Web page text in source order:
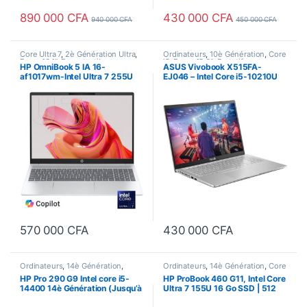
890 000 CFA 940 000CFA 430 000 CFA 450 000CFA
Core Ultra 7, 2è Génération Ultra,
Ecran 16.1", Ecran tactile
Ordinateurs,Portatifs,Processeur
Intel
HP OmniBook 5 IA 16-
af1017wm-Intel Ultra 7 255U
/ 512Go SSD – Ecran Tactile 16
Pouces WUXGA (1920 x 1200)
– Rétro-Éclairé
570 000 CFA
Ordinateurs,10è Génération, Core
i5,Ecran 15.6", Portatifs,
Processeur Intel
ASUS Vivobook X515FA-
EJ046 – Intel Core i5-10210U
Webcam
430 000 CFA
Ordinateurs,14è Génération,
Bureau Core i5, Ecran 22" Format
Tour,Processeur Intel
HP Pro 290 G9 Intel core i5-
14400 14è Génération (Jusqu’à
Ordinateurs,14è Génération, Core
Ultra 7 Ecran 16.1" Portatifs
Processeur Intel
HP ProBook 460 G11, Intel Core
Ultra 7 155U 16 Go SSD | 512